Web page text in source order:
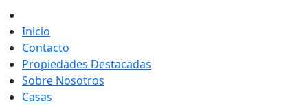
Inicio
Contacto
Propiedades Destacadas
Sobre Nosotros
Casas